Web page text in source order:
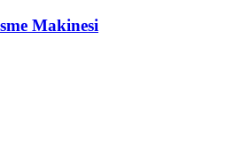
Makinesi